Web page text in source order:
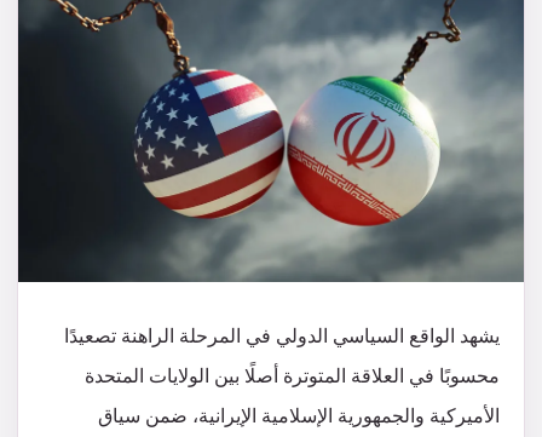
يشهد الواقع السياسي الدولي في المرحلة الراهنة تصعيدًا
محسوبًا في العلاقة المتوترة أصلًا بين الولايات المتحدة
الأميركية والجمهورية الإسلامية الإيرانية، ضمن سياق